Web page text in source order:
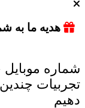
هدیه ما به
شماره موبایل
تجربیات
دهیم